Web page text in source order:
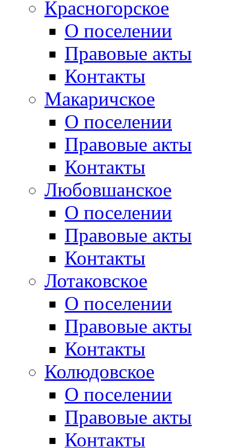
Красногорское
О поселении
Правовые акты
Контакты
Макаричское
О поселении
Правовые акты
Контакты
Любовшанское
О поселении
Правовые акты
Контакты
Лотаковское
О поселении
Правовые акты
Контакты
Колюдовское
О поселении
Правовые акты
Контакты